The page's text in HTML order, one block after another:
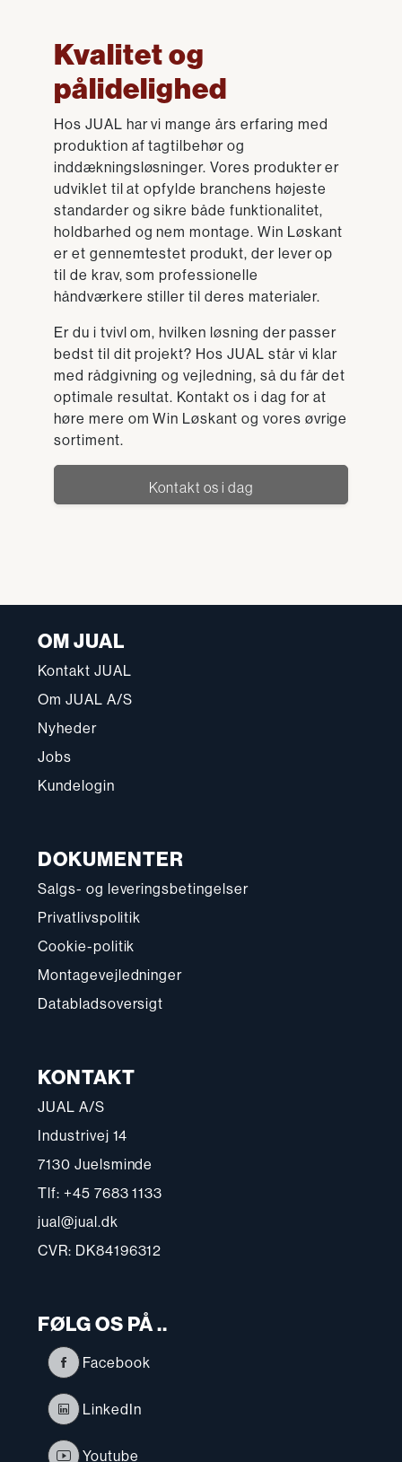
Kvalitet og
pålidelighed
Hos JUAL har vi mange års erfaring med
produktion af tagtilbehør og
inddækningsløsninger. Vores produkter er
udviklet til at opfylde branchens højeste
standarder og sikre både funktionalitet,
holdbarhed og nem montage. Win Løskant
er et gennemtestet produkt, der lever op
til de krav, som professionelle
håndværkere stiller til deres materialer.
Er du i tvivl om, hvilken løsning der passer
bedst til dit projekt? Hos JUAL står vi klar
med rådgivning og vejledning, så du får det
optimale resultat. Kontakt os i dag for at
høre mere om Win Løskant og vores øvrige
sortiment.
Kontakt os i dag
OM JUAL
Kontakt JUAL
Om JUAL A/S
Nyheder
Jobs
Kundelogin
DOKUMENTER
Salgs- og leveringsbetingelser
Privatlivspolitik
Cookie-politik
Montagevejledninger
Databladsoversigt
KONTAKT
JUAL A/S
Industrivej 14
7130 Juelsminde
Tlf: +45 7683 1133
jual@jual.dk
CVR: DK84196312
FØLG OS PÅ ..
Facebook
LinkedIn
Youtube